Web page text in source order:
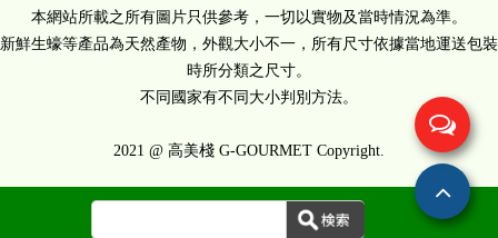
本網站所載之所有圖片只供參考，一切以實物及當時情況為準。
新鮮生蠔等產品為天然產物，外觀大小不一，所有尺寸依據當地運送包裝
時所分類之尺寸。
不同國家有不同大小判別方法。
2021 @ 高美棧 G-GOURMET Copyright.